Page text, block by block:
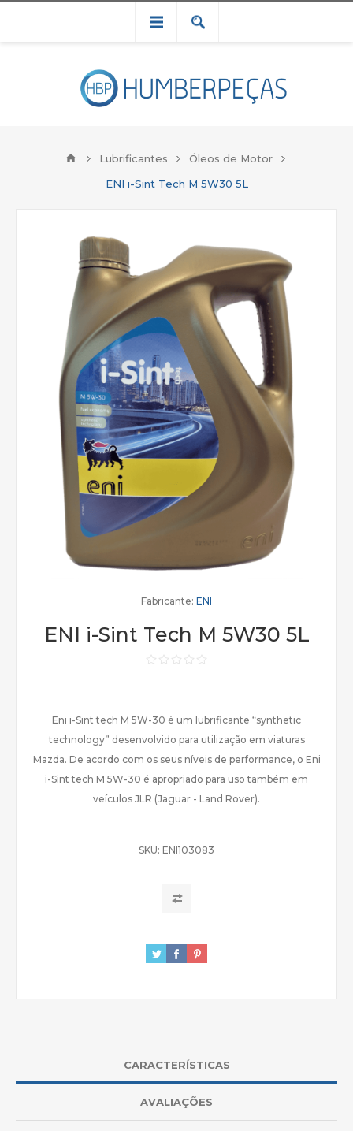
Lubrificantes
Óleos de Motor
ENI i-Sint Tech M 5W30 5L
Fabricante: ENI
ENI i-Sint Tech M 5W30 5L
Eni i-Sint tech M 5W-30 é um lubrificante “synthetic
technology” desenvolvido para utilização em viaturas
Mazda. De acordo com os seus níveis de performance, o Eni
i-Sint tech M 5W-30 é apropriado para uso também em
veículos JLR (Jaguar - Land Rover).
SKU: ENI103083
CARACTERÍSTICAS
AVALIAÇÕES